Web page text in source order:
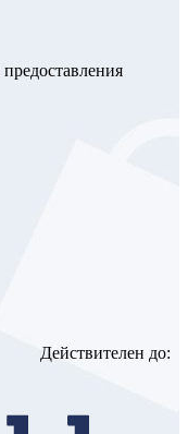
Действителен до: